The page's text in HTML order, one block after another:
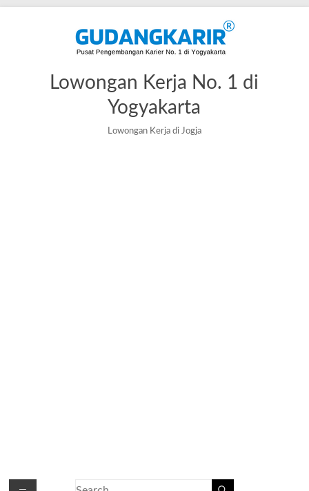
Lowongan Kerja No. 1 di
Yogyakarta
Lowongan Kerja di Jogja